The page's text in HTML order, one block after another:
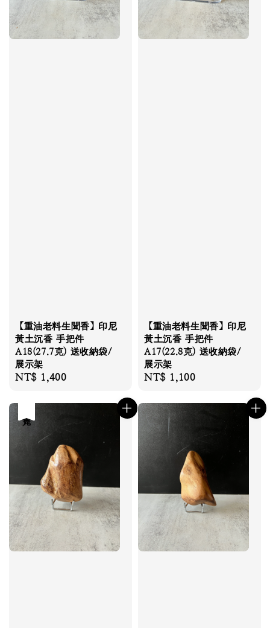
【重油老料生聞香】印尼
黃土沉香 手把件
A18(27.7克) 送收納袋/
展示架
Regular
NT$ 1,400
【重油老料生聞香】印尼
黃土沉香 手把件
A17(22.8克) 送收納袋/
展示架
Regular
NT$ 1,100